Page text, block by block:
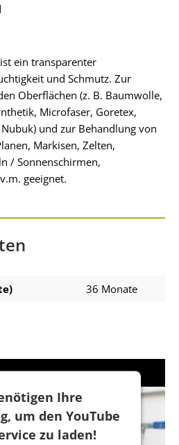
ein transparenter
und Schmutz. Zur
Oberflächen (z. B. Baumwolle,
Microfaser, Goretex,
und zur Behandlung von
Markisen, Zelten,
/ Sonnenschirmen,
geeignet.
36 Monate
Ihre
um den YouTube
zu laden!